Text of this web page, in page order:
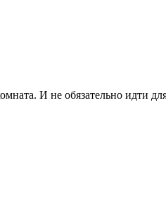
И не обязательно идти